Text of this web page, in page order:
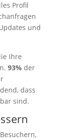
Profil
und
Ihre
93% der
dass
sind.